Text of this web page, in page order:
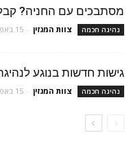
מסתבכים עם החניה?
נהיגה חכמה צוות המגזין - 15 באפריל 2018
גישות חדשות בנוגע
נהיגה חכמה צוות המגזין - 15 באפריל 2018